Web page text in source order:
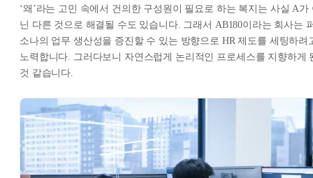
‘왜’라는 고민 속에서 건의한 구성원이 필요로 하는 복지는 사실 A가
닌 다른 것으로 해결될 수도 있습니다. 그래서 AB180이라는 회사는
소나의 업무 생산성을 증진할 수 있는 방향으로 HR 제도를 세팅하려
노력합니다. 그러다보니 자연스럽게 논리적인 프로세스를 지향하게
것 같습니다.